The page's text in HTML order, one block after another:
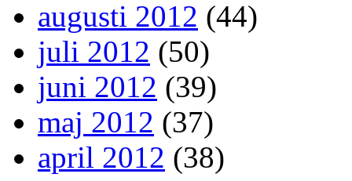
augusti 2012 (44)
juli 2012 (50)
juni 2012 (39)
maj 2012 (37)
april 2012 (38)